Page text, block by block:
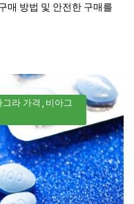
매 방법 및 안전한 구매를
그라 가격
비아그